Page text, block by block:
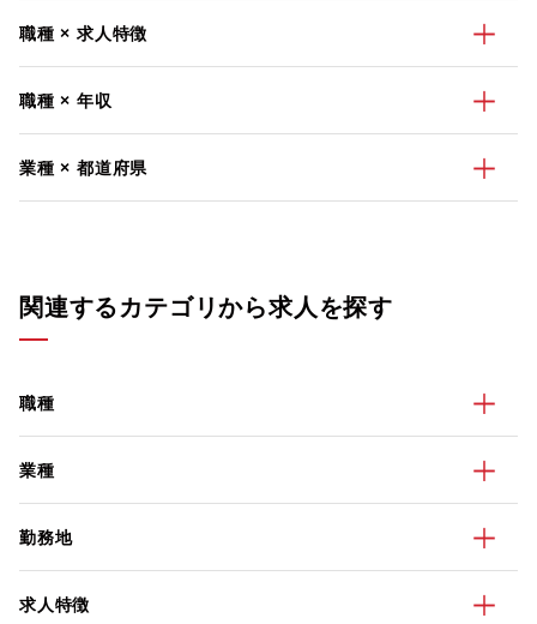
職種 × 求人特徴
職種 × 年収
業種 × 都道府県
関連するカテゴリから求人を探す
職種
業種
勤務地
求人特徴